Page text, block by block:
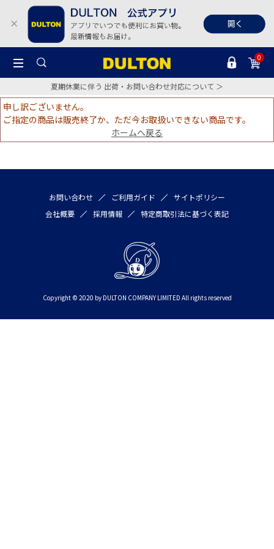
0
夏期休業に伴う 出荷・お問い合わせ対応について ＞
申し訳ございません。
ご指定の商品は販売終了か、ただ今お取扱いできない商品です。
ホームへ戻る
お問い合わせ ご利用ガイド
サイトポリシー
会社概要
採用情報 特定商取引法に基づく表記
Copyright © 2020 by DULTON COMPANY LIMITED All rights reserved